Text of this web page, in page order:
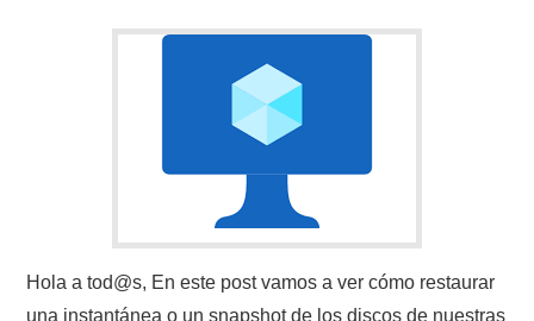
Hola a tod@s, En este post vamos a ver cómo restaurar
una instantánea o un snapshot de los discos de nuestras